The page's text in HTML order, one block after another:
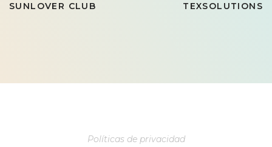
SUNLOVER CLUB TEXSOLUTIONS
Políticas de privacidad